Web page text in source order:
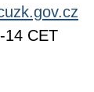
14 CET